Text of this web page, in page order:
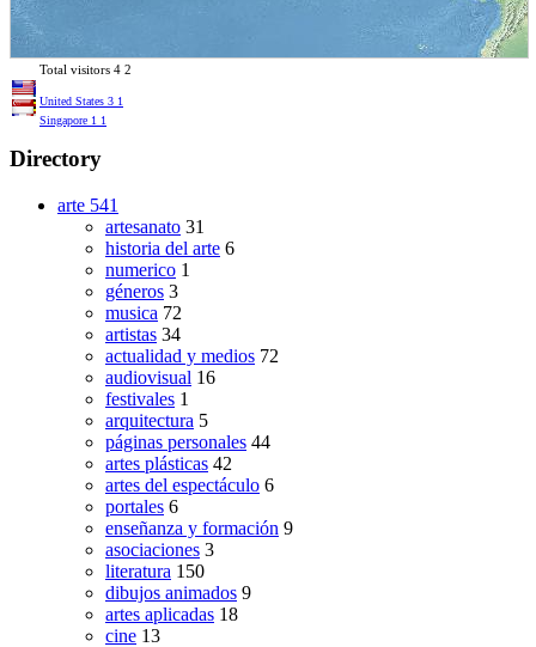
Total visitors 4 2
United States 3 1
Singapore 1 1
Directory
arte 541
artesanato 31
historia del arte 6
numerico 1
géneros 3
musica 72
artistas 34
actualidad y medios 72
audiovisual 16
festivales 1
arquitectura 5
páginas personales 44
artes plásticas 42
artes del espectáculo 6
portales 6
enseñanza y formación 9
asociaciones 3
literatura 150
dibujos animados 9
artes aplicadas 18
cine 13